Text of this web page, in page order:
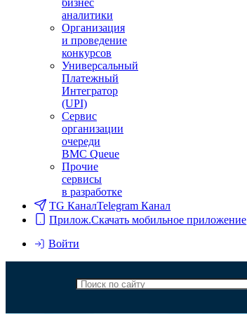
бизнес
аналитики
Организация
и проведение
конкурсов
Универсальный
Платежный
Интегратор
(UPI)
Сервис
организации
очереди
BMC Queue
Прочие
сервисы
в разработке
TG КаналTelegram Канал
Прилож.Скачать мобильное приложение
Войти